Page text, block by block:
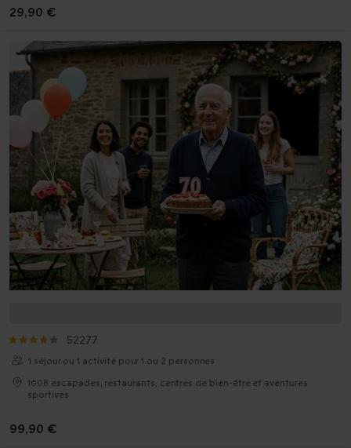
29,90 €
52277
1 séjour ou 1 activité pour 1 ou 2 personnes
1608 escapades, restaurants, centres de bien-être et aventures
sportives
99,90 €